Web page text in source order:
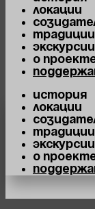
Локации
Традиции
Экскурсии
О
История
Локации
Традиции
Экскурсии
О
Они